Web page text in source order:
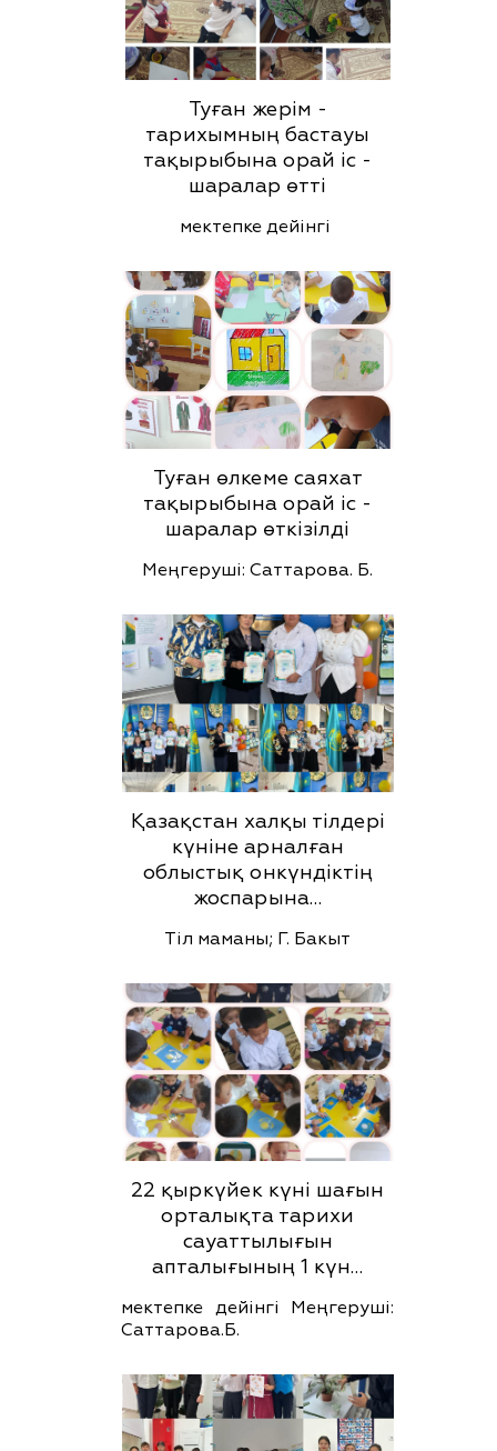
Туған жерім -
тарихымның бастауы
тақырыбына орай іс -
шаралар өтті
мектепке дейінгі
Туған өлкеме саяхат
тақырыбына орай іс -
шаралар өткізілді
Меңгеруші: Саттарова. Б.
Қазақстан халқы тілдері
күніне арналған
облыстық онкүндіктің
жоспарына…
Тіл маманы; Г. Бакыт
22 қыркүйек күні шағын
орталықта тарихи
сауаттылығын
апталығының 1 күн…
мектепке дейінгі Меңгеруші:
Саттарова.Б.